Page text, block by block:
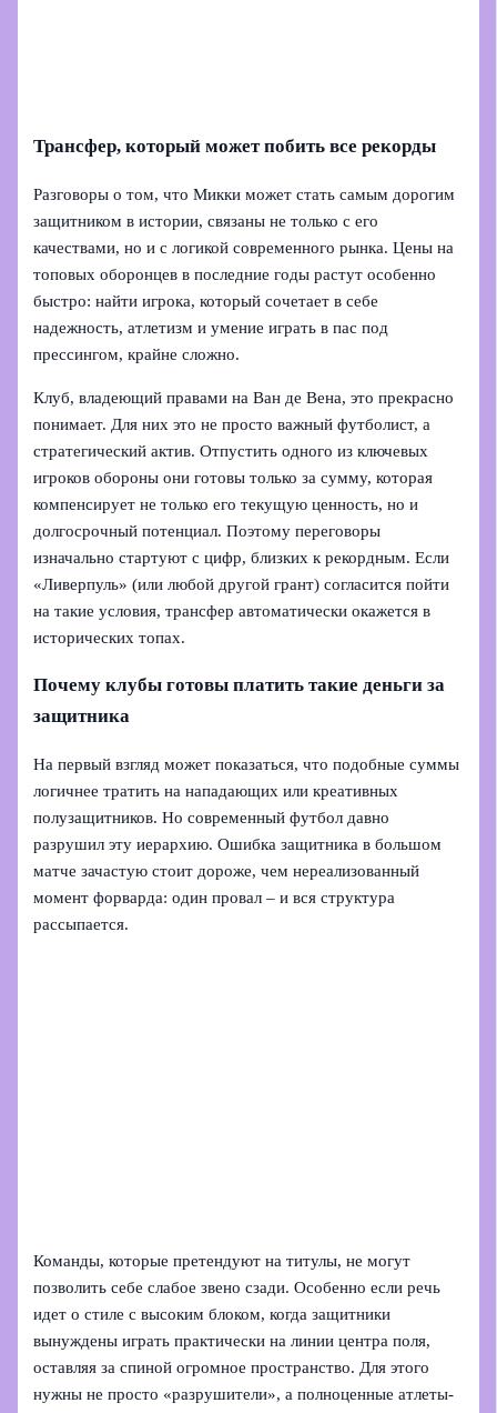
Трансфер, который может побить все рекорды
Разговоры о том, что Микки может стать самым дорогим
защитником в истории, связаны не только с его
качествами, но и с логикой современного рынка. Цены на
топовых оборонцев в последние годы растут особенно
быстро: найти игрока, который сочетает в себе
надежность, атлетизм и умение играть в пас под
прессингом, крайне сложно.
Клуб, владеющий правами на Ван де Вена, это прекрасно
понимает. Для них это не просто важный футболист, а
стратегический актив. Отпустить одного из ключевых
игроков обороны они готовы только за сумму, которая
компенсирует не только его текущую ценность, но и
долгосрочный потенциал. Поэтому переговоры
изначально стартуют с цифр, близких к рекордным. Если
«Ливерпуль» (или любой другой грант) согласится пойти
на такие условия, трансфер автоматически окажется в
исторических топах.
Почему клубы готовы платить такие деньги за
защитника
На первый взгляд может показаться, что подобные суммы
логичнее тратить на нападающих или креативных
полузащитников. Но современный футбол давно
разрушил эту иерархию. Ошибка защитника в большом
матче зачастую стоит дороже, чем нереализованный
момент форварда: один провал – и вся структура
рассыпается.
Команды, которые претендуют на титулы, не могут
позволить себе слабое звено сзади. Особенно если речь
идет о стиле с высоким блоком, когда защитники
вынуждены играть практически на линии центра поля,
оставляя за спиной огромное пространство. Для этого
нужны не просто «разрушители», а полноценные атлеты-